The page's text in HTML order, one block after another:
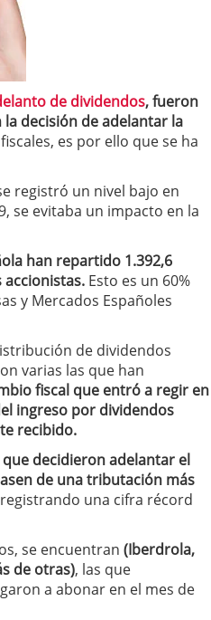
3 de octubre de 2025
de dividendos, fueron
decisión de adelantar la
es por ello que se ha
registró un nivel bajo en
se evitaba un impacto en la
han repartido 1.392,6
accionistas. Esto es un 60%
y Mercados Españoles
de dividendos
varias las que han
fiscal que entró a regir en
ingreso por dividendos
recibido.
decidieron adelantar el
de una tributación más
una cifra récord
se encuentran (Iberdrola,
de otras), las que
a abonar en el mes de